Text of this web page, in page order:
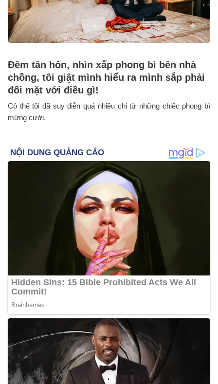
Đêm tân hôn, nhìn xấp phong bì bên nhà
chồng, tôi giật mình hiểu ra mình sắp phải
đối mặt với điều gì!
Có thể tôi đã suy diễn quá nhiều chỉ từ những chiếc phong bì
mừng cưới.